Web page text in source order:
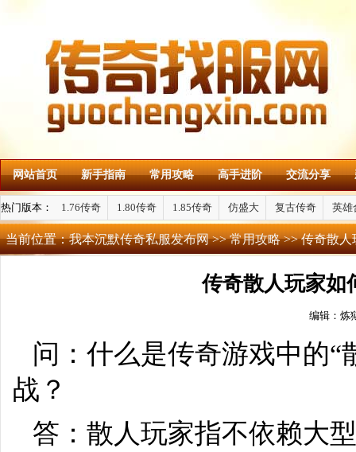
网站首页 新手指南 常用攻略 高手进阶 交流分享
热门版本： 1.76传奇 1.80传奇 1.85传奇 仿盛大 复古传奇 英雄
当前位置：我本沉默传奇私服发布网>>常用攻略>> 传奇散人
传奇散人玩家如
编辑：炼
问：什么是传奇游戏中的“
战？
答：散人玩家指不依赖大